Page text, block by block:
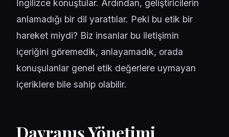
İngilizce konuştular. Ardından, geliştiricilerin
anlamadığı bir dil yarattılar. Peki bu etik bir
hareket miydi? Biz insanlar bu iletişimin
içeriğini göremedik, anlayamadık, orada
konuşulanlar genel etik değerlere uymayan
içeriklere bile sahip olabilir.
Davranış Yönetimi